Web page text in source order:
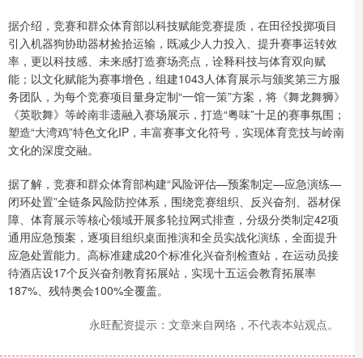
据介绍，竞赛和群众体育部以科技赋能竞赛提质，在田径投掷项目
引入机器狗协助器材捡拾运输，既减少人力投入、提升赛事运转效
率，更以科技感、未来感打造赛场亮点，诠释科技与体育双向赋
能；以文化赋能为赛事增色，组建1043人体育展示与颁奖第三方服
务团队，为每个竞赛项目量身定制“一馆一策”方案，将《舞龙舞狮》
《英歌舞》等岭南非遗融入赛场展示，打造“粤味”十足的赛事氛围；
塑造“大湾鸡”特色文化IP，丰富赛事文化符号，实现体育竞技与岭南
文化的深度交融。
据了解，竞赛和群众体育部构建“风险评估—预案制定—应急演练—
闭环处置”全链条风险防控体系，围绕竞赛组织、反兴奋剂、器材保
障、体育展示等核心领域开展多轮拉网式排查，分级分类制定42项
通用应急预案，逐项目组织桌面推演和全员实战化演练，全面提升
应急处置能力。高标准建成20个标准化兴奋剂检查站，在运动员接
待酒店设17个反兴奋剂教育拓展站，实现十五运会教育拓展率
187%、残特奥会100%全覆盖。
永旺配资提示：文章来自网络，不代表本站观点。